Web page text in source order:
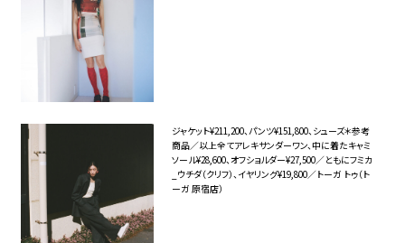
ジャケット¥211,200、パンツ¥151,800、シューズ＊参考
商品／以上全てアレキサンダーワン、中に着たキャミ
ソール¥28,600、オフショルダー¥27,500／ともにフミカ
_ウチダ（クリフ）、イヤリング¥19,800／トーガ トゥ（ト
ーガ 原宿店）